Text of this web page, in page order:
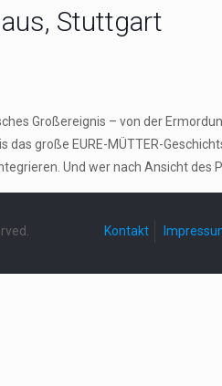
Stuttgart
Großereignis – von der
große EURE-MÜTTER-
Und wer nach Ansicht
Kontakt